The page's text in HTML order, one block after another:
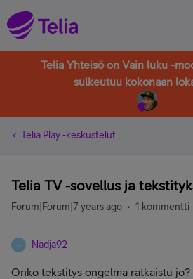
Telia Yhteisö on Vain luku -
sulkeutuu kokonaan
Telia Play -keskustelut
Telia TV -sovellus ja
Forum|Forum|7 years ago 1 kommentti
N Nadja92
Onko tekstitys ongelma ratkaistu jo?